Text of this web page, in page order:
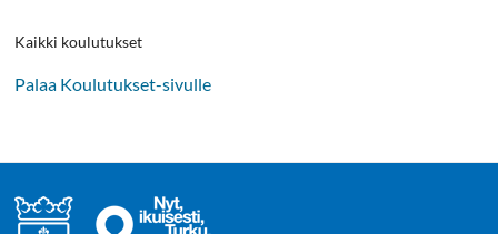
Kaikki koulutukset
Palaa Koulutukset-sivulle